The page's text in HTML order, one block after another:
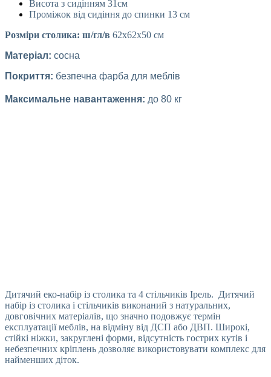
Висота з сидінням 31см
Проміжок від сидіння до спинки 13 см
Розміри столика: ш/гл/в 62х62х50 см
Матеріал: сосна
Покриття: безпечна фарба для меблів
Максимальне навантаження: до 80 кг
Дитячий еко-набір із столика та 4 стільчиків Ірель. Дитячий
набір із столика і стільчиків виконаний з натуральних,
довговічних матеріалів, що значно подовжує термін
експлуатації меблів, на відміну від ДСП або ДВП. Широкі,
стійкі ніжки, закруглені форми, відсутність гострих кутів і
небезпечних кріплень дозволяє використовувати комплекс для
найменших діток.